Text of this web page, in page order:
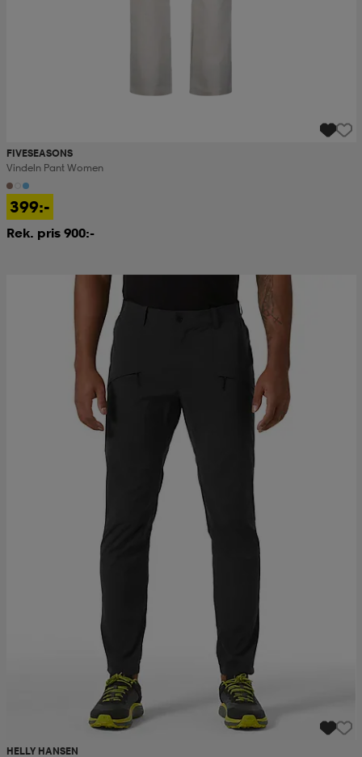
FIVESEASONS
Vindeln Pant Women
399:-
Rek. pris 900:-
HELLY HANSEN